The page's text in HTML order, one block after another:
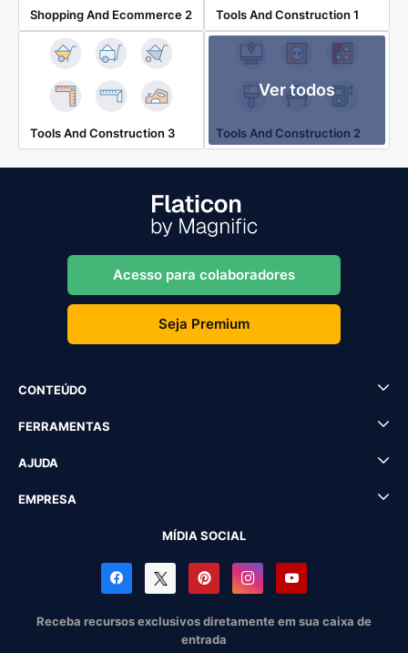
Shopping And Ecommerce 2 Tools And Construction 1
Tools And Construction 3
Ver todos
Tools And Construction 2
Acesso para colaboradores
Seja Premium
CONTEÚDO
FERRAMENTAS
AJUDA
EMPRESA
MÍDIA SOCIAL
Receba recursos exclusivos diretamente em sua caixa de
entrada